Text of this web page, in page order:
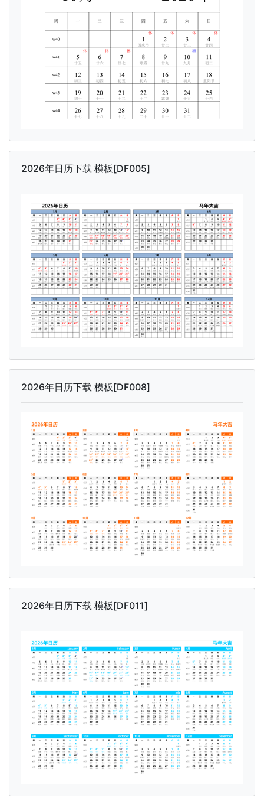
2026年日历下载 模板[DF005]
2026年日历下载 模板[DF008]
2026年日历下载 模板[DF011]